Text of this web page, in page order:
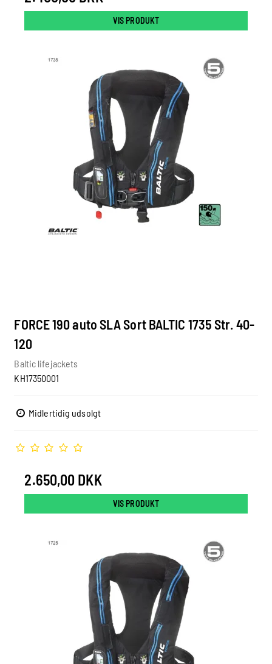
VIS PRODUKT
FORCE 190 auto SLA Sort BALTIC 1735 Str. 40-
120
Baltic lifejackets
KH17350001
Midlertidig udsolgt
2.650,00 DKK
VIS PRODUKT